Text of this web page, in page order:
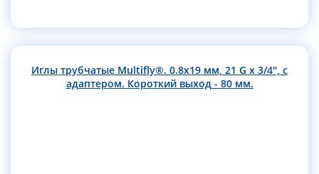
Иглы трубчатые Multifly®. 0.8х19 мм, 21 G x 3/4", с
адаптером. Короткий выход - 80 мм.